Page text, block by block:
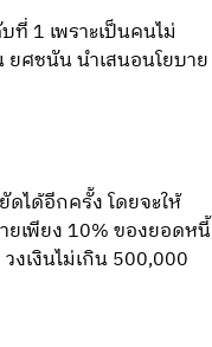
1 เพราะเป็นคนไม่
ยศชนัน นำเสนอนโยบาย
ได้อีกครั้ง โดยจะให้
ยเพียง 10% ของยอดหนี้
เงินไม่เกิน 500,000